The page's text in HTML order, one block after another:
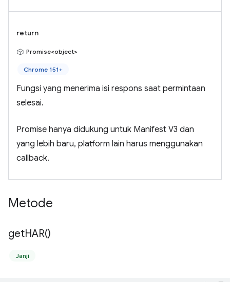
return
Promise<object>
Chrome 151+
Fungsi yang menerima isi respons saat permintaan
selesai.
Promise hanya didukung untuk Manifest V3 dan
yang lebih baru, platform lain harus menggunakan
callback.
Metode
getHAR()
Janji